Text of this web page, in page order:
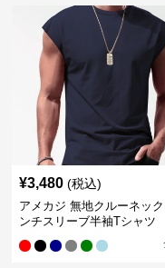
¥3,480 (税込)
アメカジ 無地クルーネッ
ンチスリーブ半袖Tシャツ